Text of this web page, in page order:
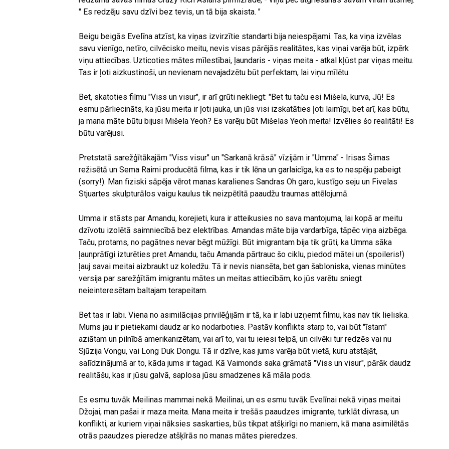
" Es redzēju savu dzīvi bez tevis, un tā bija skaista. "
Beigu beigās Evelīna atzīst, ka viņas izvirzītie standarti bija neiespējami. Tas, ka viņa izvēlas
savu vienīgo, netīro, cilvēcisko meitu, nevis visas pārējās realitātes, kas viņai varēja būt, izpērk
viņu attiecības. Uzticoties mātes mīlestībai, ļaundaris - viņas meita - atkal kļūst par viņas meitu.
Tas ir ļoti aizkustinoši, un nevienam nevajadzētu būt perfektam, lai viņu mīlētu.
Bet, skatoties filmu "Viss un visur", ir arī grūti nekliegt: "Bet tu taču esi Mišela, kurva, Jū! Es
esmu pārliecināts, ka jūsu meita ir ļoti jauka, un jūs visi izskatāties ļoti laimīgi, bet arī, kas būtu,
ja mana māte būtu bijusi Mišela Yeoh? Es varēju būt Mišelas Yeoh meita! Izvēlies šo realitāti! Es
būtu varējusi.
Pretstatā sarežģītākajām "Viss visur" un "Sarkanā krāsā" vīzijām ir "Umma" - Irisas Šimas
režisētā un Sema Raimi producētā filma, kas ir tik lēna un garlaicīga, ka es to nespēju pabeigt
(sorry!). Man fiziski sāpēja vērot manas karalienes Sandras Oh garo, kustīgo seju un Fivelas
Stjuartes skulpturālos vaigu kaulus tik neizpētītā paaudžu traumas attēlojumā.
Umma ir stāsts par Amandu, korejieti, kura ir atteikusies no sava mantojuma, lai kopā ar meitu
dzīvotu izolētā saimniecībā bez elektrības. Amandas māte bija vardarbīga, tāpēc viņa aizbēga.
Taču, protams, no pagātnes nevar bēgt mūžīgi. Būt imigrantam bija tik grūti, ka Umma sāka
ļaunprātīgi izturēties pret Amandu, taču Amanda pārtrauc šo ciklu, piedod mātei un (spoileris!)
ļauj savai meitai aizbraukt uz koledžu. Tā ir nevis niansēta, bet gan šabloniska, vienas minūtes
versija par sarežģītām imigrantu mātes un meitas attiecībām, ko jūs varētu sniegt
neieinteresētam baltajam terapeitam.
Bet tas ir labi. Viena no asimilācijas privilēģijām ir tā, ka ir labi uzņemt filmu, kas nav tik lieliska.
Mums jau ir pietiekami daudz ar ko nodarboties. Pastāv konflikts starp to, vai būt "īstam"
aziātam un pilnībā amerikanizētam, vai arī to, vai tu ieiesi telpā, un cilvēki tur redzēs vai nu
Sjūzija Vongu, vai Long Duk Dongu. Tā ir dzīve, kas jums varēja būt vietā, kuru atstājāt,
salīdzinājumā ar to, kāda jums ir tagad. Kā Vaimonds saka grāmatā "Viss un visur", pārāk daudz
realitāšu, kas ir jūsu galvā, saplosa jūsu smadzenes kā māla pods.
Es esmu tuvāk Meilinas mammai nekā Meilinai, un es esmu tuvāk Evelīnai nekā viņas meitai
Džojai; man pašai ir maza meita. Mana meita ir trešās paaudzes imigrante, turklāt divrasa, un
konflikti, ar kuriem viņai nāksies saskarties, būs tikpat atšķirīgi no maniem, kā mana asimilētās
otrās paaudzes pieredze atšķīrās no manas mātes pieredzes.